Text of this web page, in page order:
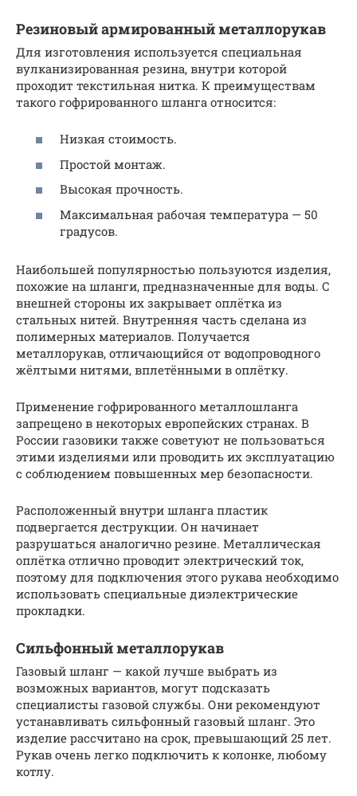
Резиновый армированный металлорукав
Для изготовления используется специальная
вулканизированная резина, внутри которой
проходит текстильная нитка. К преимуществам
такого гофрированного шланга относится:
Низкая стоимость.
Простой монтаж.
Высокая прочность.
Максимальная рабочая температура — 50
градусов.
Наибольшей популярностью пользуются изделия,
похожие на шланги, предназначенные для воды. С
внешней стороны их закрывает оплётка из
стальных нитей. Внутренняя часть сделана из
полимерных материалов. Получается
металлорукав, отличающийся от водопроводного
жёлтыми нитями, вплетёнными в оплётку.
Применение гофрированного металлошланга
запрещено в некоторых европейских странах. В
России газовики также советуют не пользоваться
этими изделиями или проводить их эксплуатацию
с соблюдением повышенных мер безопасности.
Расположенный внутри шланга пластик
подвергается деструкции. Он начинает
разрушаться аналогично резине. Металлическая
оплётка отлично проводит электрический ток,
поэтому для подключения этого рукава необходимо
использовать специальные диэлектрические
прокладки.
Сильфонный металлорукав
Газовый шланг — какой лучше выбрать из
возможных вариантов, могут подсказать
специалисты газовой службы. Они рекомендуют
устанавливать сильфонный газовый шланг. Это
изделие рассчитано на срок, превышающий 25 лет.
Рукав очень легко подключить к колонке, любому
котлу.